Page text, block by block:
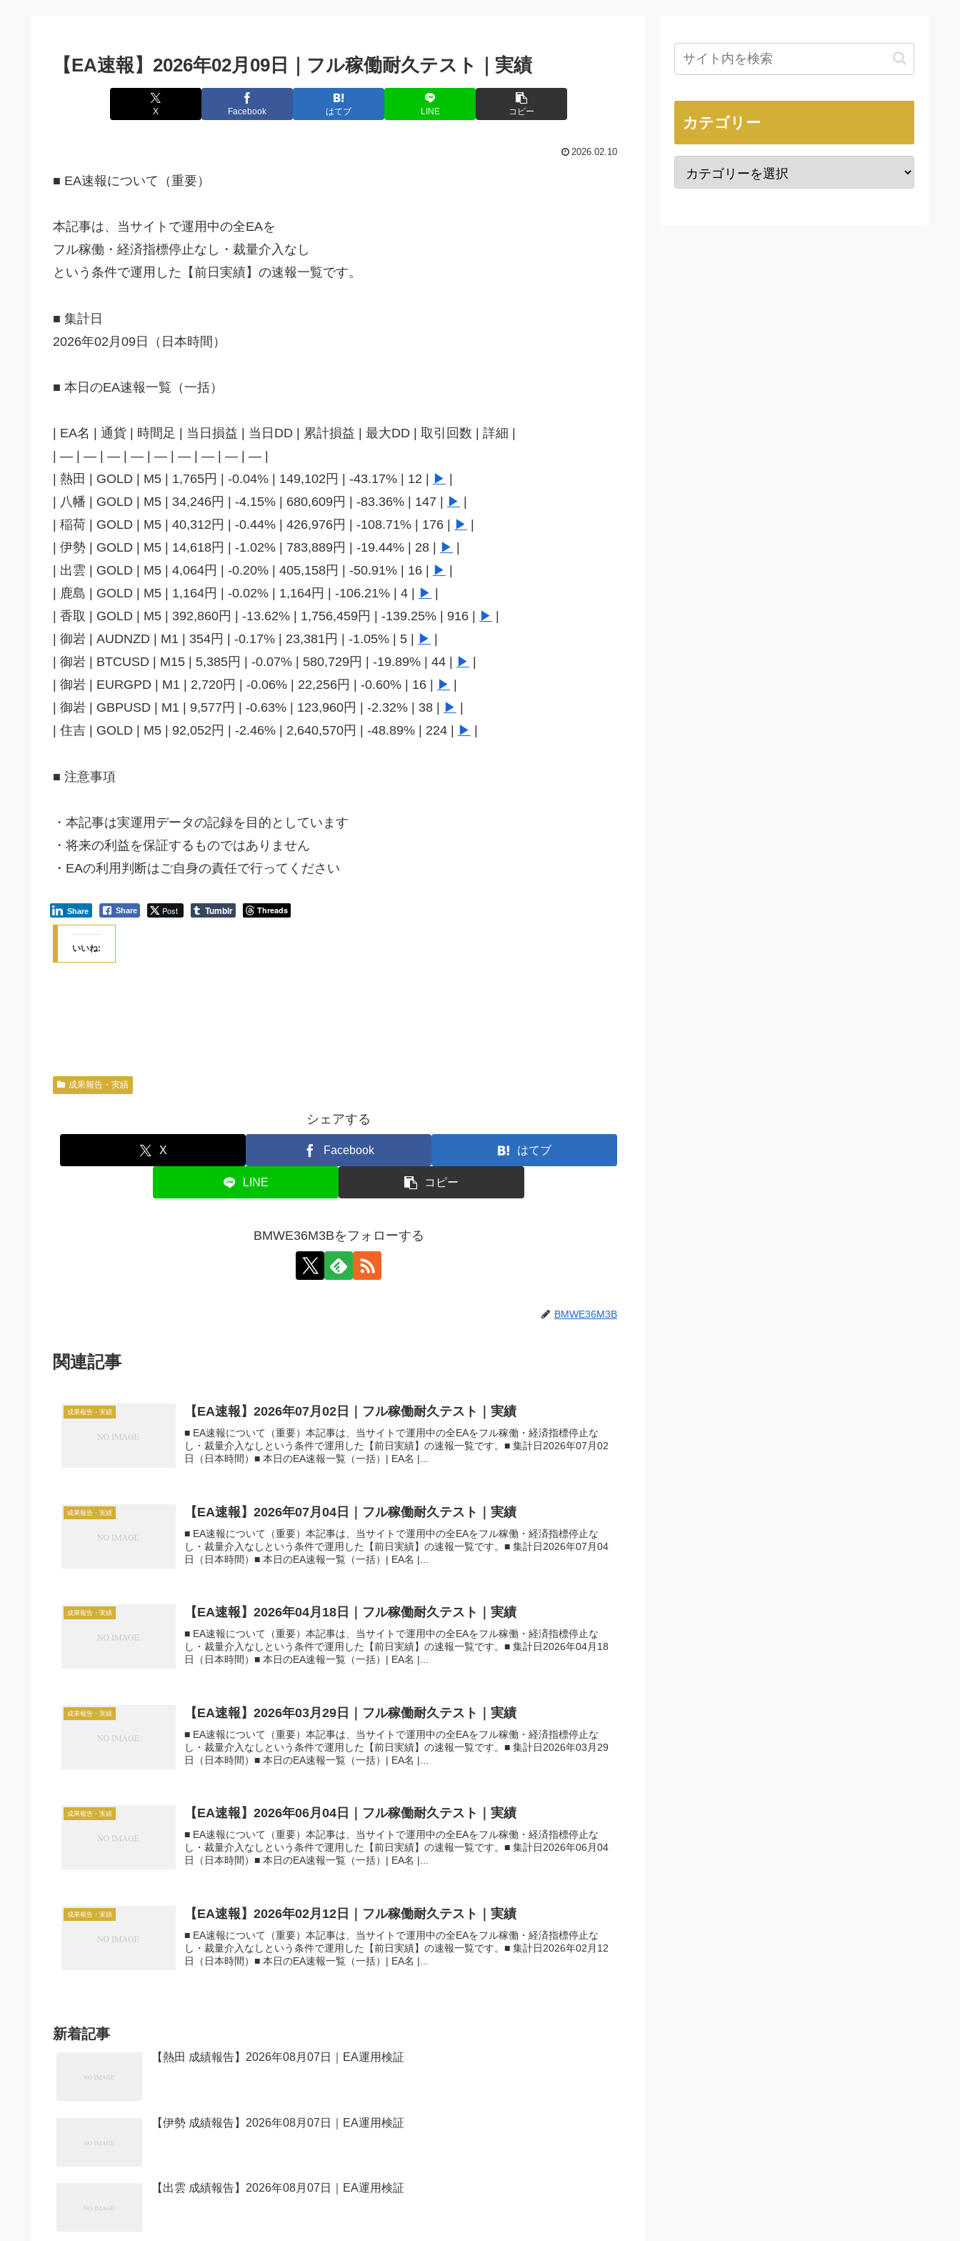
【EA速報】2026年02月09日｜フル稼働耐久テスト｜実績
X Facebook はてブ LINE コピー
2026.02.10
■ EA速報について（重要）
本記事は、当サイトで運用中の全EAを
フル稼働・経済指標停止なし・裁量介入なし
という条件で運用した【前日実績】の速報一覧です。
■ 集計日
2026年02月09日（日本時間）
■ 本日のEA速報一覧（一括）
| EA名 | 通貨 | 時間足 | 当日損益 | 当日DD | 累計損益 | 最大DD | 取引回数 | 詳細 |
| — | — | — | — | — | — | — | — | — |
| 熱田 | GOLD | M5 | 1,765円 | -0.04% | 149,102円 | -43.17% | 12 |
▶
| 八幡 | GOLD | M5 | 34,246円 | -4.15% | 680,609円 | -83.36% | 147 |
▶
| 稲荷 | GOLD | M5 | 40,312円 | -0.44% | 426,976円 | -108.71% | 176 |
▶
| 伊勢 | GOLD | M5 | 14,618円 | -1.02% | 783,889円 | -19.44% | 28 |
▶
| 出雲 | GOLD | M5 | 4,064円 | -0.20% | 405,158円 | -50.91% | 16 |
▶
| 鹿島 | GOLD | M5 | 1,164円 | -0.02% | 1,164円 | -106.21% | 4 |
▶
| 香取 | GOLD | M5 | 392,860円 | -13.62% | 1,756,459円 | -139.25% | 916 |
▶
| 御岩 | AUDNZD | M1 | 354円 | -0.17% | 23,381円 | -1.05% | 5 |
▶
| 御岩 | BTCUSD | M15 | 5,385円 | -0.07% | 580,729円 | -19.89% | 44 |
▶
| 御岩 | EURGPD | M1 | 2,720円 | -0.06% | 22,256円 | -0.60% | 16 |
▶
| 御岩 | GBPUSD | M1 | 9,577円 | -0.63% | 123,960円 | -2.32% | 38 |
▶
| 住吉 | GOLD | M5 | 92,052円 | -2.46% | 2,640,570円 | -48.89% | 224 |
▶
■ 注意事項
・本記事は実運用データの記録を目的としています
・将来の利益を保証するものではありません
・EAの利用判断はご自身の責任で行ってください
Share Post
Share Tumblr Threads
いいね:
成果報告・実績
シェアする
X Facebook はてブ
LINE コピー
BMWE36M3Bをフォローする
BMWE36M3B
関連記事
成果報告・実績 【EA速報】2026年07月02日｜フル稼働耐久テスト｜実績
■ EA速報について（重要）本記事は、当サイトで運用中の全EAをフル稼働・経済指標停止な
し・裁量介入なしという条件で運用した【前日実績】の速報一覧です。■ 集計日2026年07月02
日（日本時間）■ 本日のEA速報一覧（一括）| EA名 |...
成果報告・実績 【EA速報】2026年07月04日｜フル稼働耐久テスト｜実績
■ EA速報について（重要）本記事は、当サイトで運用中の全EAをフル稼働・経済指標停止な
し・裁量介入なしという条件で運用した【前日実績】の速報一覧です。■ 集計日2026年07月04
日（日本時間）■ 本日のEA速報一覧（一括）| EA名 |...
成果報告・実績 【EA速報】2026年04月18日｜フル稼働耐久テスト｜実績
■ EA速報について（重要）本記事は、当サイトで運用中の全EAをフル稼働・経済指標停止な
し・裁量介入なしという条件で運用した【前日実績】の速報一覧です。■ 集計日2026年04月18
日（日本時間）■ 本日のEA速報一覧（一括）| EA名 |...
成果報告・実績 【EA速報】2026年03月29日｜フル稼働耐久テスト｜実績
■ EA速報について（重要）本記事は、当サイトで運用中の全EAをフル稼働・経済指標停止な
し・裁量介入なしという条件で運用した【前日実績】の速報一覧です。■ 集計日2026年03月29
日（日本時間）■ 本日のEA速報一覧（一括）| EA名 |...
成果報告・実績 【EA速報】2026年06月04日｜フル稼働耐久テスト｜実績
■ EA速報について（重要）本記事は、当サイトで運用中の全EAをフル稼働・経済指標停止な
し・裁量介入なしという条件で運用した【前日実績】の速報一覧です。■ 集計日2026年06月04
日（日本時間）■ 本日のEA速報一覧（一括）| EA名 |...
成果報告・実績 【EA速報】2026年02月12日｜フル稼働耐久テスト｜実績
■ EA速報について（重要）本記事は、当サイトで運用中の全EAをフル稼働・経済指標停止な
し・裁量介入なしという条件で運用した【前日実績】の速報一覧です。■ 集計日2026年02月12
日（日本時間）■ 本日のEA速報一覧（一括）| EA名 |...
新着記事
【熱田 成績報告】2026年08月07日｜EA運用検証
【伊勢 成績報告】2026年08月07日｜EA運用検証
【出雲 成績報告】2026年08月07日｜EA運用検証
カテゴリー